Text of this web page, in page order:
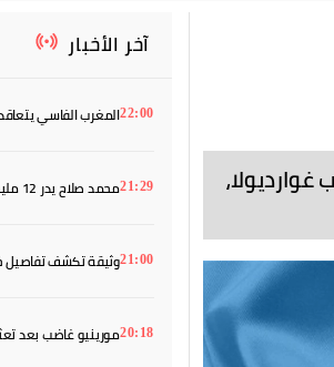
آخر الأخبار
22:00المغرب الفاسي
21:29محمد صلاح يدر 12 مليون يورو على طرابزون في 3 أيام
21:00وثيقة تكشف تفاصيل
20:18مورينيو غاضب بعد